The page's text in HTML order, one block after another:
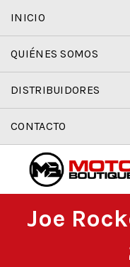
INICIO
QUIÉNES SOMOS
DISTRIBUIDORES
CONTACTO
Joe